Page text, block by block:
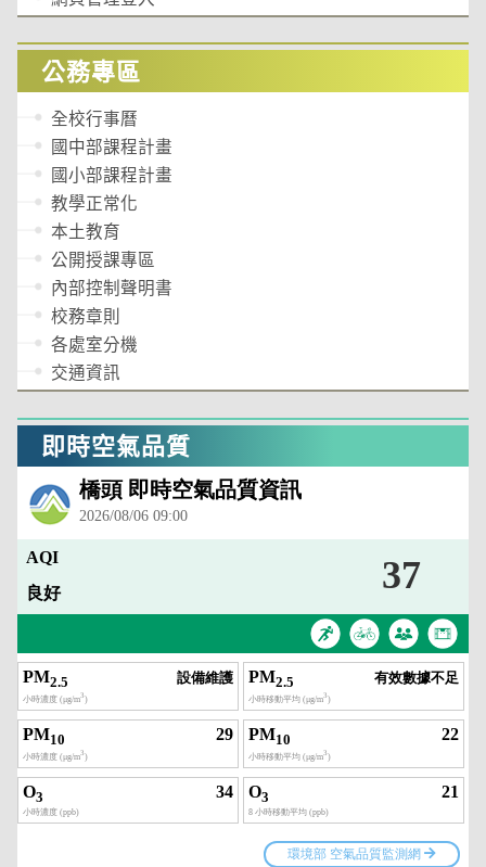
公務專區
全校行事曆
國中部課程計畫
國小部課程計畫
教學正常化
本土教育
公開授課專區
內部控制聲明書
校務章則
各處室分機
交通資訊
即時空氣品質